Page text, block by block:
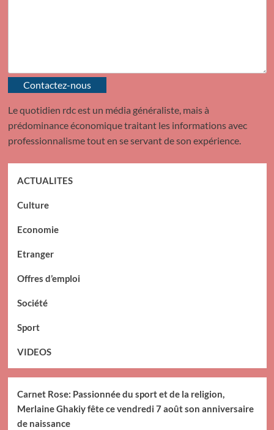
Contactez-nous
Le quotidien rdc est un média généraliste, mais à
prédominance économique traitant les informations avec
professionnalisme tout en se servant de son expérience.
ACTUALITES
Culture
Economie
Etranger
Offres d’emploi
Société
Sport
VIDEOS
Carnet Rose: Passionnée du sport et de la religion,
Merlaine Ghakiy fête ce vendredi 7 août son anniversaire
de naissance